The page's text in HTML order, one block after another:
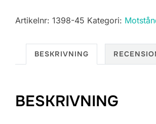
5%
mängd
Artikelnr: 1398-45 Kategori:
BESKRIVNING
BESKRIVNING